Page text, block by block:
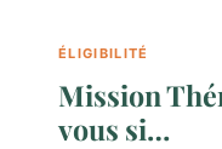
ÉLIGIBILITÉ
Mission
vous si…